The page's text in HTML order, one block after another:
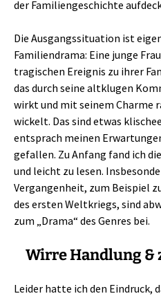
der Familiengeschichte
Die Ausgangssituation ist
Familiendrama: Eine junge
tragischen Ereignis zu ihrer
das durch seine altklugen
wirkt und mit seinem Charme
wickelt. Das sind etwas
entsprach meinen
gefallen. Zu Anfang fand ich
und leicht zu lesen.
Vergangenheit, zum Beispiel
des ersten Weltkriegs, sind
zum „Drama“ des Genres bei.
Wirre Handlung &
Leider hatte ich den Eindruck,